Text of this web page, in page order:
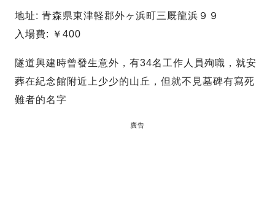
地址: 青森県東津軽郡外ヶ浜町三厩龍浜９９
入場費: ￥400
隧道興建時曾發生意外，有34名工作人員殉職，就安
葬在紀念館附近上少少的山丘，但就不見墓碑有寫死
難者的名字
廣告